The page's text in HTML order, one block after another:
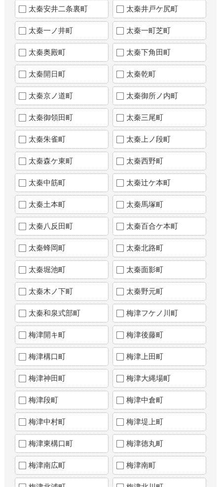
太秦安井二条裏町 太秦井戸ケ尻町
太秦一ノ井町 太秦一町芝町
太秦奥殿町 太秦下角田町
太秦開日町 太秦乾町
太秦京ノ道町 太秦御所ノ内町
太秦御領田町 太秦三尾町
太秦朱雀町 太秦上ノ段町
太秦森ケ東町 太秦西野町
太秦中筋町 太秦辻ケ本町
太秦土本町 太秦馬塚町
太秦八反田町 太秦百合ケ本町
太秦蜂岡町 太秦北路町
太秦堀池町 太秦面影町
太秦木ノ下町 太秦野元町
太秦和泉式部町 梅津フケノ川町
梅津開キ町 梅津後藤町
梅津構口町 梅津上田町
梅津神田町 梅津大縄場町
梅津段町 梅津中倉町
梅津中村町 梅津堤上町
梅津東構口町 梅津徳丸町
梅津南広町 梅津南町